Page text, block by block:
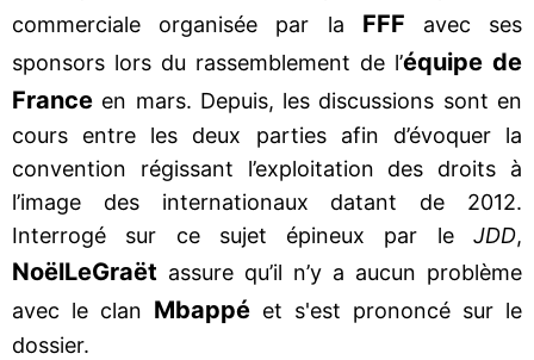
commerciale organisée par la FFF avec ses
sponsors lors du rassemblement de l’équipe de
France en mars. Depuis, les discussions sont en
cours entre les deux parties afin d’évoquer la
convention régissant l’exploitation des droits à
l’image des internationaux datant de 2012.
Interrogé sur ce sujet épineux par le JDD,
NoëlLeGraët assure qu’il n’y a aucun problème
avec le clan Mbappé et s'est prononcé sur le
dossier.